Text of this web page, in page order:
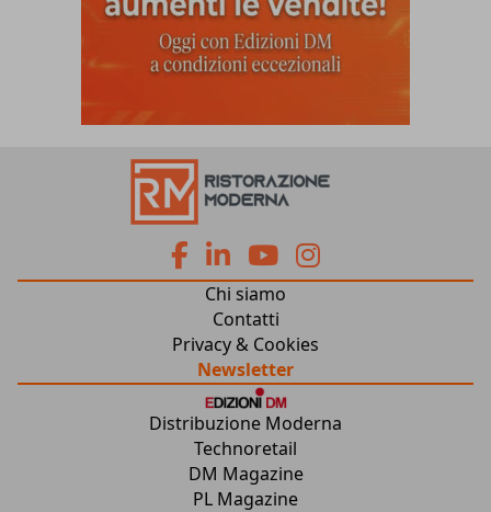
fa
fa-
facebook
fa
fa-
linkedin
fab
fa-
youtube
fab
Chi siamo
Contatti
Privacy & Cookies
Newsletter
Distribuzione Moderna
Technoretail
DM Magazine
PL Magazine